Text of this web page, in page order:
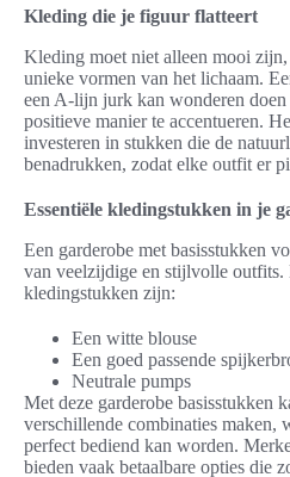
Kleding die je figuur flatteert
Kleding moet niet alleen mooi
unieke vormen van het lichaam.
een A-lijn jurk kan wonderen
positieve manier te accentueren.
investeren in stukken die de
benadrukken, zodat elke outfit er
Essentiële kledingstukken in je
Een garderobe met basisstukken
van veelzijdige en stijlvolle outfits.
kledingstukken zijn:
Een witte blouse
Een goed passende
Neutrale pumps
Met deze garderobe basisstukken
verschillende combinaties maken,
perfect bediend kan worden.
bieden vaak betaalbare opties die